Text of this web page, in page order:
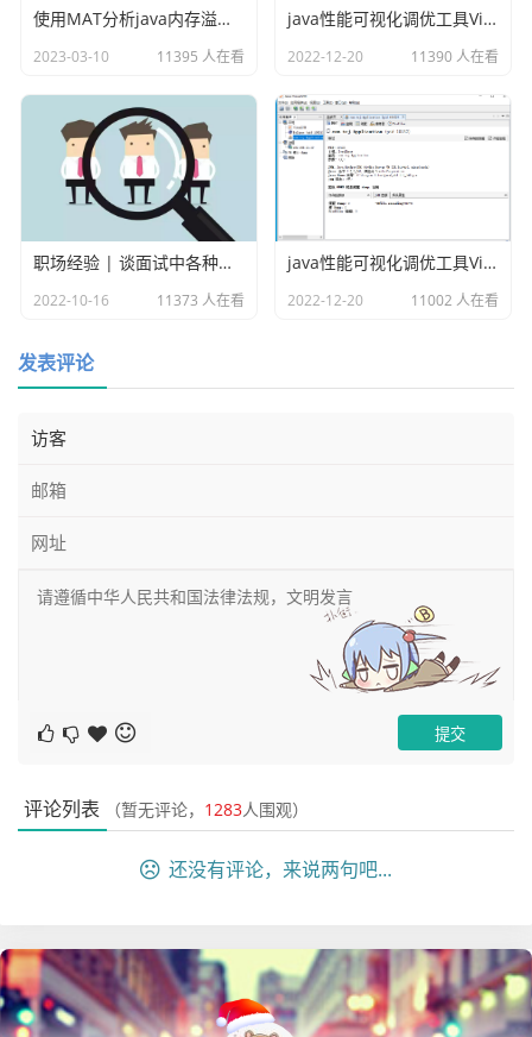
使用MAT分析java内存溢出的原因
2023-03-10 11395 人在看
java性能可视化调优工具VisualVM插件之Visual GC
2022-12-20 11390 人在看
职场经验 | 谈面试中各种各样的坑
2022-10-16 11373 人在看
java性能可视化调优工具VisualVM
2022-12-20 11002 人在看
发表评论
评论列表 （暂无评论， 1283人围观）
还没有评论，来说两句吧...